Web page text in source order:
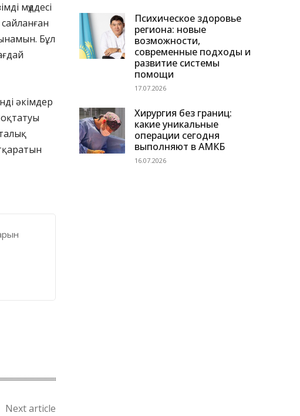
мүддесі
Бұл
әкімдер
Next article
Психическое здоровье
региона: новые
возможности,
современные подходы и
развитие системы
помощи
17.07.2026
Хирургия без границ:
какие уникальные
операции сегодня
выполняют в АМКБ
16.07.2026